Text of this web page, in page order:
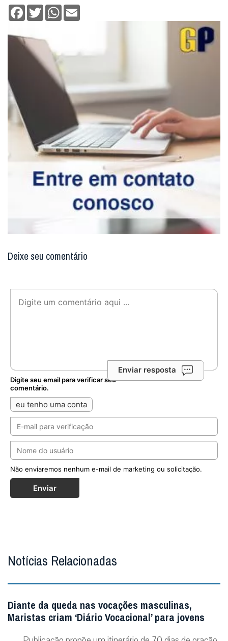
Facebook
TwitterWhatsApp
Deixe seu comentário
Enviar resposta
Digite seu email para verificar seu
comentário.
eu tenho uma conta
Não enviaremos nenhum e-mail de marketing ou solicitação.
Enviar
Notícias Relacionadas
Diante da queda nas vocações masculinas,
Maristas criam ‘Diário Vocacional’ para jovens